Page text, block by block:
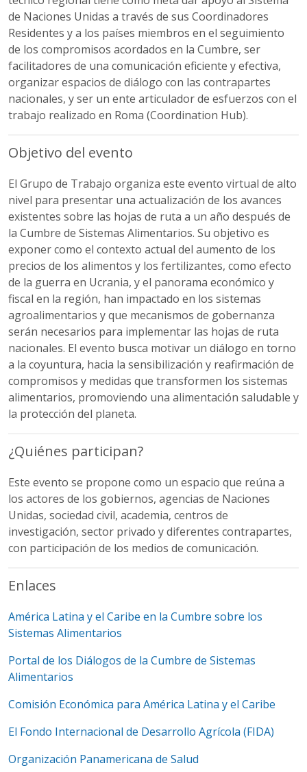
de Naciones Unidas a través de sus Coordinadores
Residentes y a los países miembros en el seguimiento
de los compromisos acordados en la Cumbre, ser
facilitadores de una comunicación eficiente y efectiva,
organizar espacios de diálogo con las contrapartes
nacionales, y ser un ente articulador de esfuerzos con el
trabajo realizado en Roma (Coordination Hub).
Objetivo del evento
El Grupo de Trabajo organiza este evento virtual de alto
nivel para presentar una actualización de los avances
existentes sobre las hojas de ruta a un año después de
la Cumbre de Sistemas Alimentarios. Su objetivo es
exponer como el contexto actual del aumento de los
precios de los alimentos y los fertilizantes, como efecto
de la guerra en Ucrania, y el panorama económico y
fiscal en la región, han impactado en los sistemas
agroalimentarios y que mecanismos de gobernanza
serán necesarios para implementar las hojas de ruta
nacionales. El evento busca motivar un diálogo en torno
a la coyuntura, hacia la sensibilización y reafirmación de
compromisos y medidas que transformen los sistemas
alimentarios, promoviendo una alimentación saludable y
la protección del planeta.
¿Quiénes participan?
Este evento se propone como un espacio que reúna a
los actores de los gobiernos, agencias de Naciones
Unidas, sociedad civil, academia, centros de
investigación, sector privado y diferentes contrapartes,
con participación de los medios de comunicación.
Enlaces
América Latina y el Caribe en la Cumbre sobre los
Sistemas Alimentarios
Portal de los Diálogos de la Cumbre de Sistemas
Alimentarios
Comisión Económica para América Latina y el Caribe
El Fondo Internacional de Desarrollo Agrícola (FIDA)
Organización Panamericana de Salud